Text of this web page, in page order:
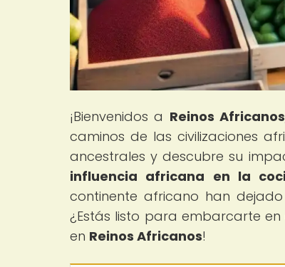
¡Bienvenidos a Reinos Africanos
caminos de las civilizaciones
ancestrales y descubre su
influencia africana en la
continente africano han
¿Estás listo para embarcarte en
en Reinos Africanos!